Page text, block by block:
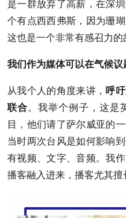
是一群放弃了高薪，在深
个有点西西弗斯，因为珊
这也是一个非常有感召力的
我们作为媒体可以在气候议
从我个人的角度来讲， 呼
联合。我举个例子，这是
目，他们请了萨尔威亚的
当时两次台风是如何影响
有视频、文字、音频。我
播客融入进来，播客尤其擅